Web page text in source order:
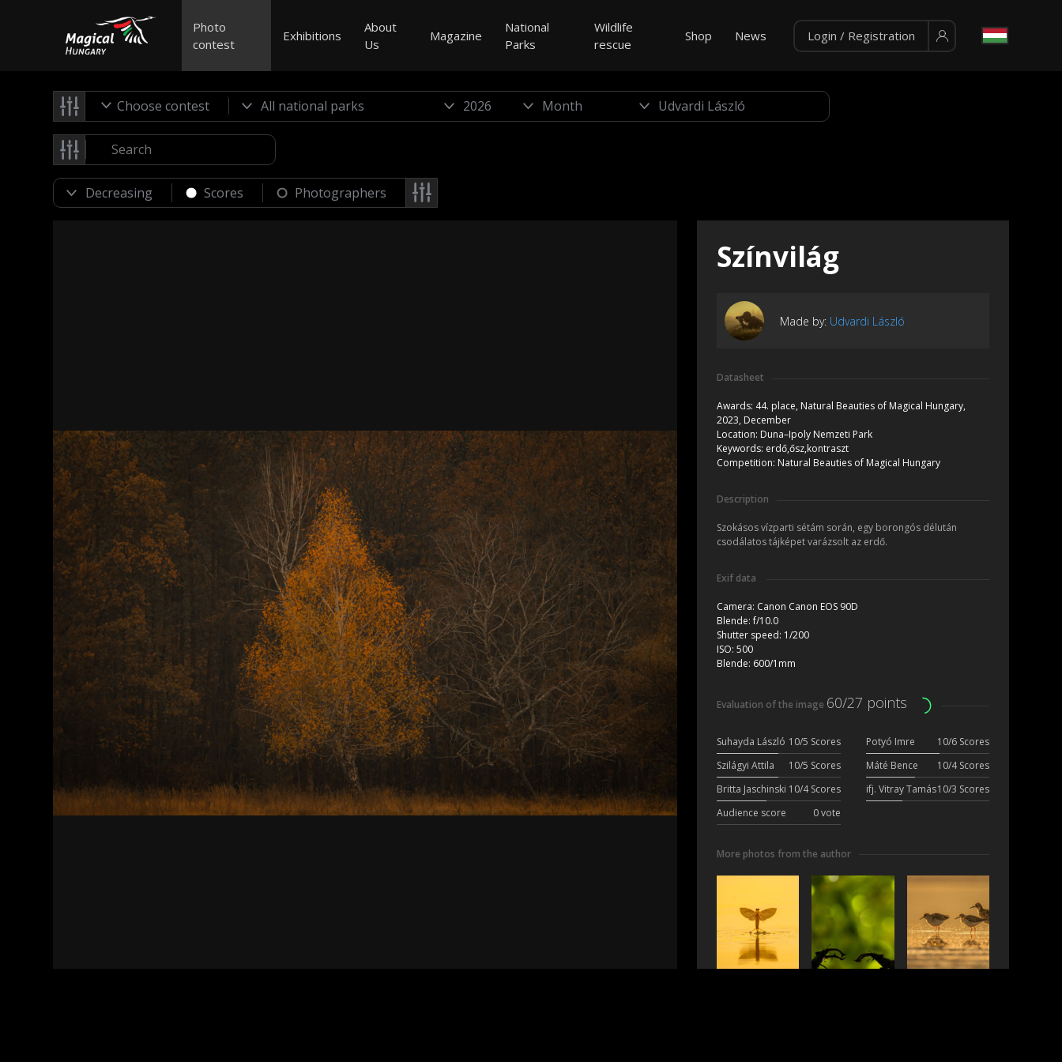
Photo
contest
Exhibitions
About
Us
Magazine
National
Parks
Wildlife
rescue
Shop News Login / Registration
Choose contest
Scores Photographers
Színvilág
Made by: Udvardi László
Datasheet
Awards: 44. place, Natural Beauties of Magical Hungary,
2023, December
Location: Duna–Ipoly Nemzeti Park
Keywords: erdő,ősz,kontraszt
Competition: Natural Beauties of Magical Hungary
Description
Szokásos vízparti sétám során, egy borongós délután
csodálatos tájképet varázsolt az erdő.
Exif data
Camera: Canon Canon EOS 90D
Blende:f/10.0
Shutter speed: 1/200
ISO: 500
Blende: 600/1mm
Evaluation of the image 60/27 points
Suhayda László 10/5 Scores Potyó Imre
10/6 Scores
Szilágyi Attila
10/5 Scores Máté Bence
10/4 Scores
Britta Jaschinski 10/4 Scores ifj. Vitray Tamás10/3 Scores
Audience score
0 vote
More photos from the author